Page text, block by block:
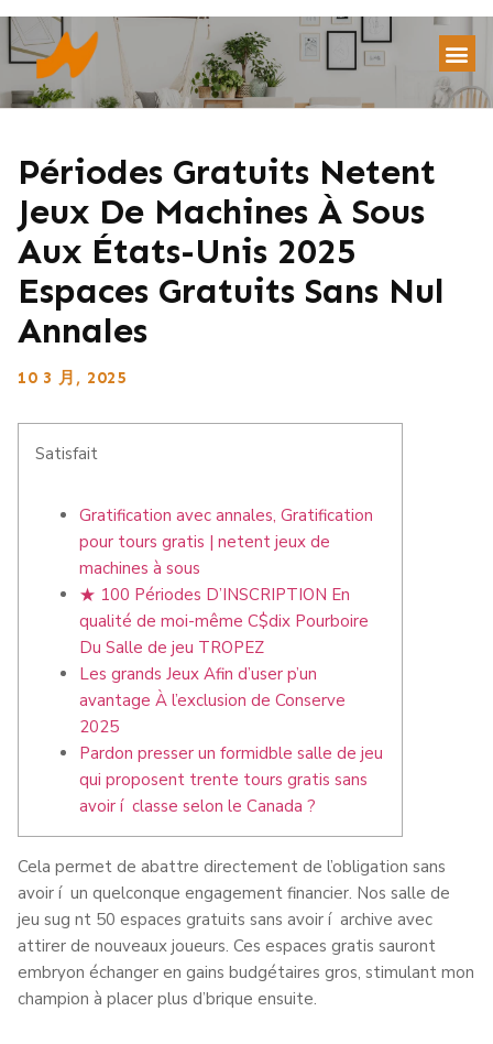
Périodes Gratuits Netent
Jeux De Machines À Sous
Aux États-Unis 2025
Espaces Gratuits Sans Nul
Annales
10 3 月, 2025
Satisfait
Gratification avec annales, Gratification
pour tours gratis | netent jeux de
machines à sous
★ 100 Périodes D’INSCRIPTION En
qualité de moi-même C$dix Pourboire
Du Salle de jeu TROPEZ
Les grands Jeux Afin d’user p’un
avantage À l’exclusion de Conserve
2025
Pardon presser un formidble salle de jeu
qui proposent trente tours gratis sans
avoir í classe selon le Canada ?
Cela permet de abattre directement de l’obligation sans
avoir í un quelconque engagement financier. Nos salle de
jeu sug nt 50 espaces gratuits sans avoir í archive avec
attirer de nouveaux joueurs. Ces espaces gratis sauront
embryon échanger en gains budgétaires gros, stimulant mon
champion à placer plus d’brique ensuite.